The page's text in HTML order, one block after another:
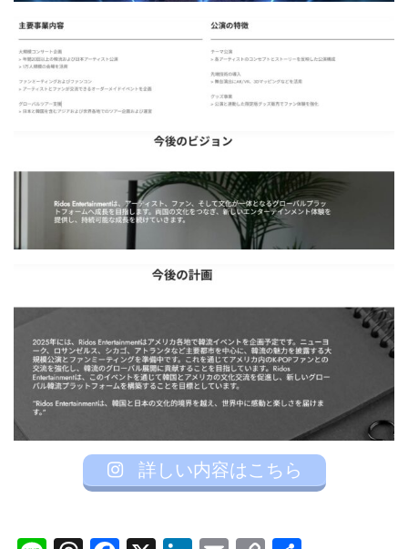
詳しい内容はこちら